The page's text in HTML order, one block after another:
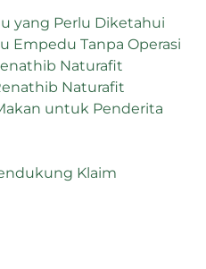
yang Perlu Diketahui
Empedu Tanpa Operasi
Naturafit
Naturafit
untuk Penderita
Klaim